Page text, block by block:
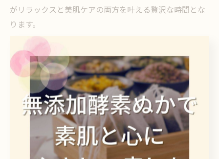
がリラックスと美肌ケアの両方を叶える贅沢な時間とな
ります。
入浴剤の香りによるリラックス効果とは
入浴剤の香りは、心身のリラックスに大きな役割を果た
します。ローズヒップをはじめとしたハーブ由来の香り
は、副交感神経を刺激し、緊張や不安感を和らげる効果
があるとされています。特にローズヒップのやさしい香
りは、気持ちを落ち着かせたい夜やストレスを感じた時
におすすめです。